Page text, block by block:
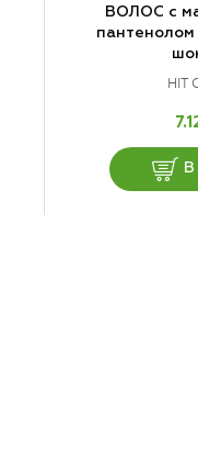
ВОЛОС с
пантенолом
HIT
В